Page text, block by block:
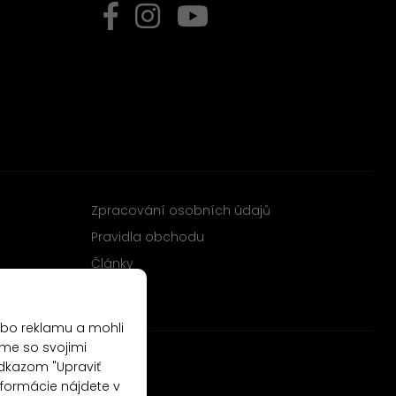
Zpracování osobních údajů
Pravidla obchodu
Články
reklamu a mohli
so svojimi
"Upraviť
nájdete v